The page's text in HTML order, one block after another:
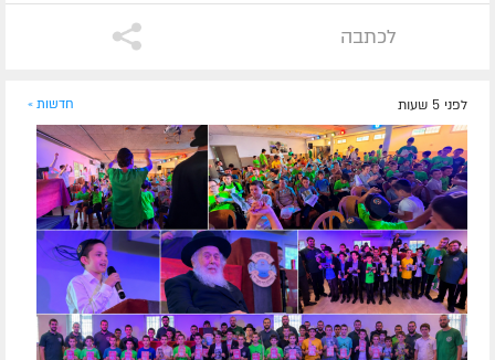
לכתבה
לפני 5 שעות חדשות »